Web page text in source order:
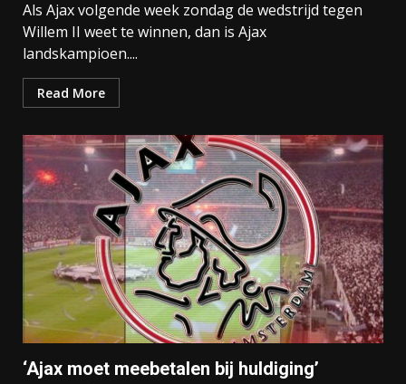
Als Ajax volgende week zondag de wedstrijd tegen
Willem II weet te winnen, dan is Ajax
landskampioen....
Read More
‘Ajax moet meebetalen bij huldiging’